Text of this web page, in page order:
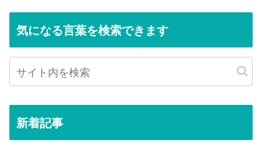
気になる言葉を検索できます
新着記事